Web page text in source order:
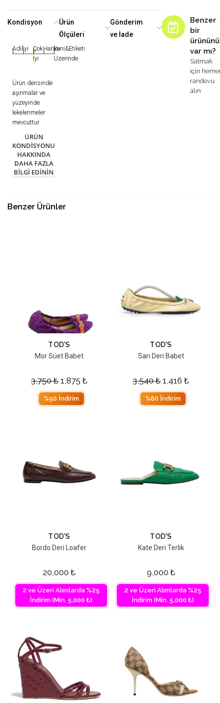
Kondisyon
|Adil|İyi |Çok
İyi
|Harika
|Yeni&Etiketi
Üzerinde
Ürün derisinde
aşınmalar ve
yüzeyinde
lekelenmeler
mevcuttur.
ÜRÜN
KONDISYONU
HAKKINDA
DAHA FAZLA
BILGI EDININ
Ürün
Ölçüleri
Gönderim
ve İade
Benzer
bir
var mı?
Satmak
için
randevu
alın
Benzer Ürünler
TOD'S
Mor Süet Babet
3,750₺ 1,875 ₺
%50 İndirim
TOD'S
Sarı Deri Babet
3,540₺ 1,416 ₺
%60 İndirim
TOD'S
Bordo Deri Loafer
20,000 ₺
2 ve Üzeri Alımlarda %25
İndirim (Min. 5,000 ₺)
TOD'S
Kate Deri Terlik
9,000 ₺
2 ve Üzeri Alımlarda %25
İndirim (Min. 5,000 ₺)